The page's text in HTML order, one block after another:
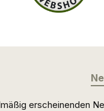
erscheinenden